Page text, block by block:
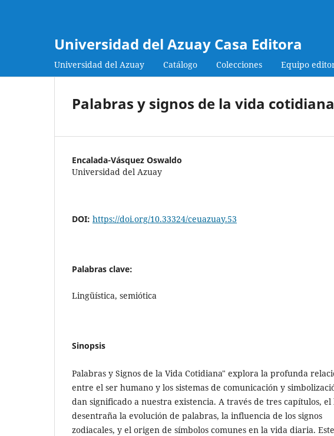
Universidad del Azuay Casa Editora
Universidad del Azuay Catálogo Colecciones Equipo
Palabras y signos de la vida cotidiana
Encalada-Vásquez Oswaldo
Universidad del Azuay
DOI: https://doi.org/10.33324/ceuazuay.53
Palabras clave:
Lingüística, semiótica
Sinopsis
Palabras y Signos de la Vida Cotidiana" explora la profunda
entre el ser humano y los sistemas de comunicación y
dan significado a nuestra existencia. A través de tres capítulos,
desentraña la evolución de palabras, la influencia de los signos
zodiacales, y el origen de símbolos comunes en la vida diaria.